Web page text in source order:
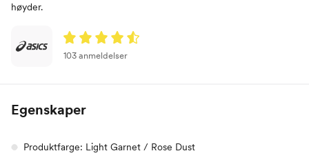
høyder.
103 anmeldelser
Egenskaper
Produktfarge: Light Garnet / Rose Dust